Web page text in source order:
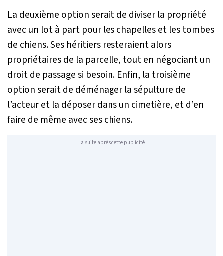
La deuxième option serait de diviser la propriété
avec un lot à part pour les chapelles et les tombes
de chiens. Ses héritiers resteraient alors
propriétaires de la parcelle, tout en négociant un
droit de passage si besoin. Enfin, la troisième
option serait de déménager la sépulture de
l’acteur et la déposer dans un cimetière, et d’en
faire de même avec ses chiens.
La suite après cette publicité